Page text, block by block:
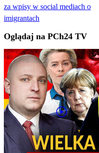
za wpisy w social mediach o
imigrantach
Oglądaj na PCh24 TV